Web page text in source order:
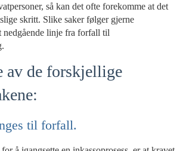
så kan det ofte forekomme at det
skritt. Slike saker følger gjerne
nedgående linje fra forfall til
av de forskjellige
til forfall.